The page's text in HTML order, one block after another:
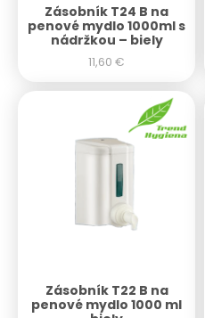
Zásobník T24 B na
penové mydlo 1000ml s
nádržkou – biely
11,60 €
Zásobník T22 B na
penové mydlo 1000 ml